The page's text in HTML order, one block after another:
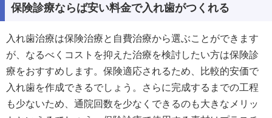
保険診療ならば安い料金で入れ歯がつくれる
入れ歯治療は保険治療と自費治療から選ぶことができます
が、なるべくコストを抑えた治療を検討したい方は保険診
療をおすすめします。保険適応されるため、比較的安価で
入れ歯を作成できるでしょう。さらに完成するまでの工程
も少ないため、通院回数を少なくできるのも大きなメリッ